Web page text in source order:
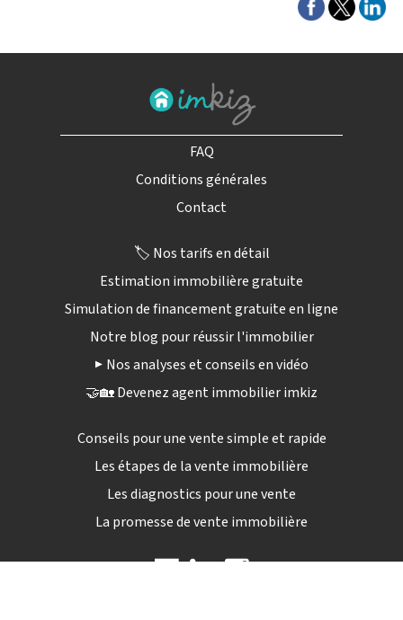
FAQ
Conditions générales
Contact
🏷️ Nos tarifs en détail
Estimation immobilière gratuite
Simulation de financement gratuite en ligne
Notre blog pour réussir l'immobilier
▶️ Nos analyses et conseils en vidéo
🤝🏡 Devenez agent immobilier imkiz
Conseils pour une vente simple et rapide
Les étapes de la vente immobilière
Les diagnostics pour une vente
La promesse de vente immobilière